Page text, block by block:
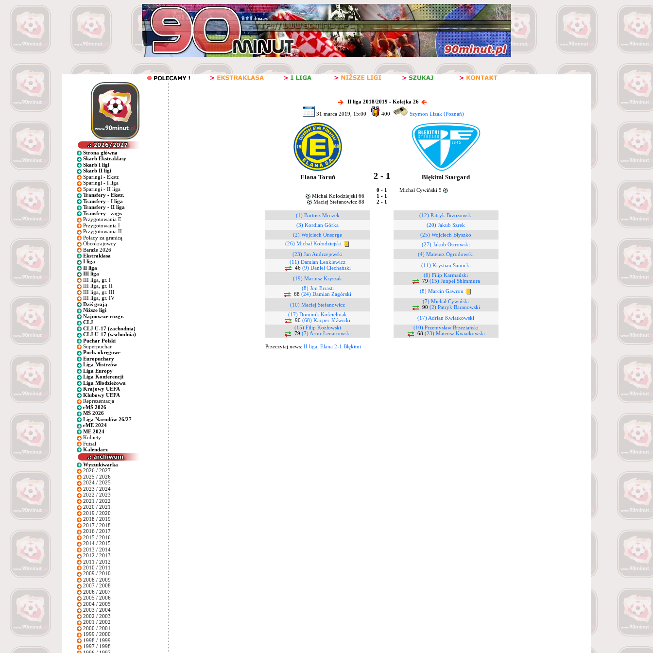
Strona główna
Skarb Ekstraklasy
Skarb I ligi
Skarb II ligi
Sparingi - Ekstr.
Sparingi - I liga
Sparingi - II liga
Transfery - Ekstr.
Transfery - I liga
Transfery - II liga
Transfery - zagr.
Przygotowania E
Przygotowania I
Przygotowania II
Polacy za granicą
Obcokrajowcy
Baraże 2026
Ekstraklasa
I liga
II liga
III liga
III liga, gr. I
III liga, gr. II
III liga, gr. III
III liga, gr. IV
Dziś grają
Niższe ligi
Najnowsze rozgr.
CLJ
CLJ U-17 (zachodnia)
CLJ U-17 (wschodnia)
Puchar Polski
Superpuchar
Puch. okręgowe
Europuchary
Liga Mistrzów
Liga Europy
Liga Konferencji
Liga Młodzieżowa
Krajowy UEFA
Klubowy UEFA
Reprezentacja
eMŚ 2026
MŚ 2026
Liga Narodów 26/27
eME 2024
ME 2024
Kobiety
Futsal
Kalendarz
Wyszukiwarka
2026 / 2027
2025 / 2026
2024 / 2025
2023 / 2024
2022 / 2023
2021 / 2022
2020 / 2021
2019 / 2020
2018 / 2019
2017 / 2018
2016 / 2017
2015 / 2016
2014 / 2015
2013 / 2014
2012 / 2013
2011 / 2012
2010 / 2011
2009 / 2010
2008 / 2009
2007 / 2008
2006 / 2007
2005 / 2006
2004 / 2005
2003 / 2004
2002 / 2003
2001 / 2002
2000 / 2001
1999 / 2000
1998 / 1999
1997 / 1998
II liga 2018/2019 - Kolejka 26
31 marca 2019, 15:00 400 Szymon Lizak (Poznań)
Elana Toruń 2 - 1 Błękitni Stargard
0 - 1
Michał Cywiński 5
Michał Kołodziejski 66
1 - 1
Maciej Stefanowicz 88
2 - 1
(1) Bartosz Mrozek
(12) Patryk Brzozowski
(3) Kordian Górka
(20) Jakub Szrek
(2) Wojciech Onsorge
(25) Wojciech Błyszko
(26) Michał Kołodziejski
(27) Jakub Ostrowski
(23) Jan Andrzejewski
(4) Mateusz Ogrodowski
(11) Damian Lenkiewicz
46 (9) Daniel Ciechański (11) Krystian Sanocki
(19) Mariusz Kryszak
(6) Filip Karmański
79 (15) Junpei Shimmura
(8) Jon Errasti
68 (24) Damian Zagórski (8) Marcin Gawron
(10) Maciej Stefanowicz
(7) Michał Cywiński
90 (2) Patryk Baranowski
(17) Dominik Kościelniak
90 (68) Kacper Jóźwicki
(17) Adrian Kwiatkowski
(15) Filip Kozłowski
79 (7) Artur Lenartowski
(10) Przemysław Brzeziański
68 (23) Mateusz Kwiatkowski
Przeczytaj news: II liga: Elana 2-1 Błękitni